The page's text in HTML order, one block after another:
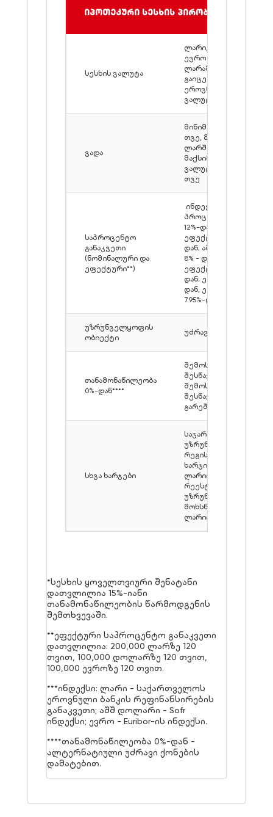
იპოთეკური სესხის პირობები
სესხის ვალუტა
ლარი, დოლარი,
ევრო (1,000,000
ლარამდე სესხები
გაიცემა მხოლოდ
ეროვნულ
ვალუტაში)
ვადა
მინიმალური - 6
თვე, მაქსიმალური
ლარში - 240 თვე,
მაქსიმალური
ვალუტაში - 120
თვე
საპროცენტო
განაკვეთი
(ნომინალური და
ეფექტური**)
ინდექსირებული**
პროცენტი: ლარი
12%-დან,
ეფექტური 12,9%-
დან; აშშ დოლარი
8% - დან,
ეფექტური 8.8%-
დან; ევრო 7.5%-
დან, ეფექტური
7.95%-დან
უზრუნველყოფის
ობიექტი
უძრავი ქონება
თანამონაწილეობა
0%-დან****
შემოსავლის
შესწავლით /
შემოსავლების
შესწავლის
გარეშე
სხვა ხარჯები
საჯარო რეესტრში
უზრუნველყოფის
რეგისტრაციის
ხარჯი: 158
ლარიდან; საჯარო
რეესტრის
უზრუნველყოფის
მოხსნის ხარჯი: 151
ლარიდან.
*სესხის ყოველთვიური შენატანი
დათვლილია 15%-იანი
თანამონაწილეობის წარმოდგენის
შემთხვევაში.
**ეფექტური საპროცენტო განაკვეთი
დათვლილია: 200,000 ლარზე 120
თვით, 100,000 დოლარზე 120 თვით,
100,000 ევროზე 120 თვით.
***ინდექსი: ლარი - საქართველოს
ეროვნული ბანკის რეფინანსირების
განაკვეთი; აშშ დოლარი - Sofr
ინდექსი; ევრო - Euribor-ის ინდექსი.
****თანამონაწილეობა 0%-დან -
ალტერნატიული უძრავი ქონების
დამატებით.